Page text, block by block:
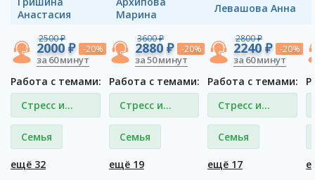
Анастасия
2500 ₽
2000 ₽ -20%
за 60 минут
Работа с темами:
Стресс и
депрессия
Семья
ещё 32
Марина
3600 ₽
2880 ₽ -20%
за 50 минут
Работа с темами:
Стресс и
депрессия
Семья
ещё 19
Левашова Анна
2800 ₽
2240 ₽ -20%
за 60 минут
Работа с темами:
Стресс и
депрессия
Семья
ещё 17